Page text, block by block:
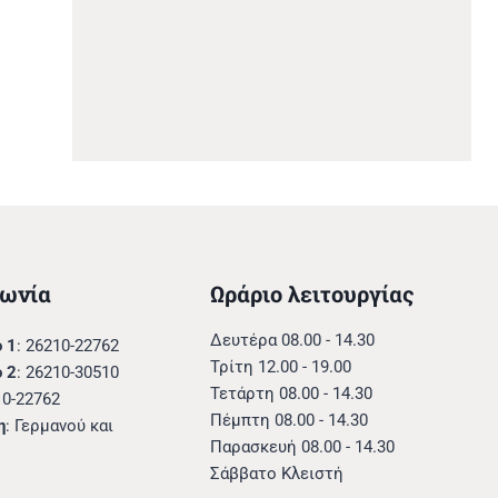
1 : 26210-22762
2: 26210-30510
22762
: Γερμανού και
Ωράριο λειτουργίας
Δευτέρα 08.00 - 14.30
Τρίτη 12.00 - 19.00
Τετάρτη 08.00 - 14.30
Πέμπτη 08.00 - 14.30
Παρασκευή 08.00 - 14.30
Σάββατο Κλειστή